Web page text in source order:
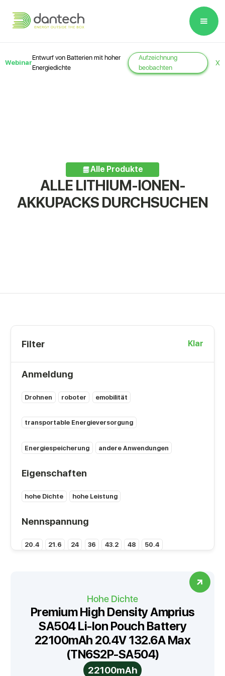
note:
website
includes
Webinar
Entwurf von Batterien mit hoher
Energiedichte
Aufzeichnung
beobachten
X
Alle Produkte
ALLE LITHIUM-IONEN-
AKKUPACKS DURCHSUCHEN
Filter Klar
Anmeldung
Drohnen roboter emobilität
transportable Energieversorgung
Energiespeicherung andere Anwendungen
Eigenschaften
hohe Dichte hohe Leistung
Nennspannung
20.4 21.6 24 36 43.2 48 50.4
24 25 26 30 35 36 39 40 45 48
55 65 70 100
Energiedichte (Wh/kg)
Hohe Dichte
Premium High Density Amprius
SA504 Li-Ion Pouch Battery
22100mAh 20.4V 132.6A Max
(TN6S2P-SA504)
22100mAh